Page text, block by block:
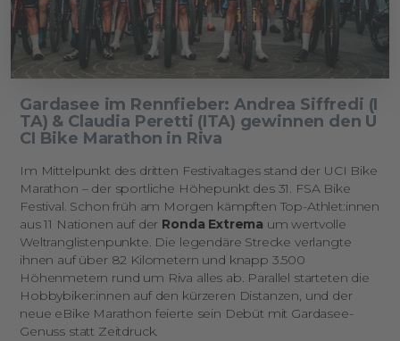
Gardasee im Rennfieber: Andrea Siffredi (I
TA) & Claudia Peretti (ITA) gewinnen den U
CI Bike Marathon in Riva
Im Mittelpunkt des dritten Festivaltages stand der UCI Bike
Marathon – der sportliche Höhepunkt des 31. FSA Bike
Festival. Schon früh am Morgen kämpften Top-Athlet:innen
aus 11 Nationen auf der Ronda Extrema um wertvolle
Weltranglistenpunkte. Die legendäre Strecke verlangte
ihnen auf über 82 Kilometern und knapp 3.500
Höhenmetern rund um Riva alles ab. Parallel starteten die
Hobbybiker:innen auf den kürzeren Distanzen, und der
neue eBike Marathon feierte sein Debüt mit Gardasee-
Genuss statt Zeitdruck.